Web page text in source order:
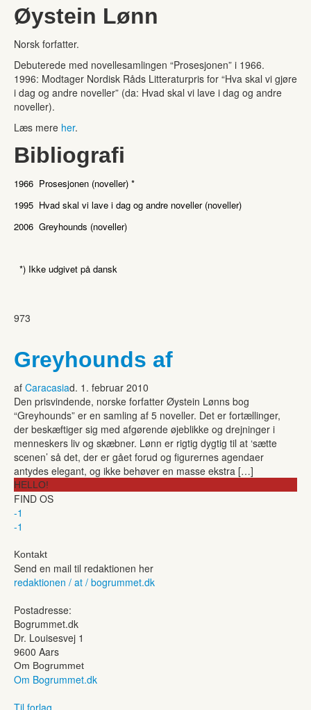
Øystein Lønn
Norsk forfatter.
Debuterede med novellesamlingen “Prosesjonen” i 1966.
1996: Modtager Nordisk Råds Litteraturpris for “Hva skal vi gjøre
i dag og andre noveller” (da: Hvad skal vi lave i dag og andre
noveller).
Læs mere her.
Bibliografi
1966 Prosesjonen (noveller) *
1995 Hvad skal vi lave i dag og andre noveller (noveller)
2006 Greyhounds (noveller)
*) Ikke udgivet på dansk
973
Greyhounds af
af Caracasiad. 1. februar 2010
Den prisvindende, norske forfatter Øystein Lønns bog
“Greyhounds” er en samling af 5 noveller. Det er fortællinger,
der beskæftiger sig med afgørende øjeblikke og drejninger i
menneskers liv og skæbner. Lønn er rigtig dygtig til at ‘sætte
scenen’ så det, der er gået forud og figurernes agendaer
antydes elegant, og ikke behøver en masse ekstra […]
HELLO!
FIND OS
-1
-1
Kontakt
Send en mail til redaktionen her
redaktionen / at / bogrummet.dk
Postadresse:
Bogrummet.dk
Dr. Louisesvej 1
9600 Aars
Om Bogrummet
Om Bogrummet.dk
Til forlag